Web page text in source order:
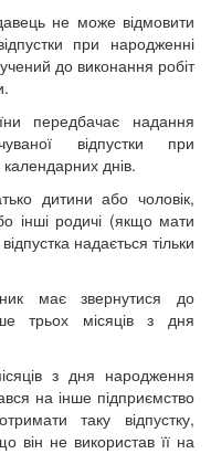
не може відмовити
при народженні
до виконання робіт
передбачає надання
відпустки при
днів.
дитини або чоловік,
інші родичі (якщо мати
надається тільки
має звернутися до
трьох місяців з дня
з дня народження
на інше підприємство
таку відпустку,
він не використав її на